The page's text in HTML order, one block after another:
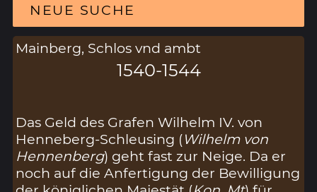
NEUE SUCHE
Mainberg, Schlos vnd ambt
1540-1544
Das Geld des Grafen Wilhelm IV. von
Henneberg-Schleusing (Wilhelm von
Hennenberg) geht fast zur Neige. Da er
noch auf die Anfertigung der Bewilligung